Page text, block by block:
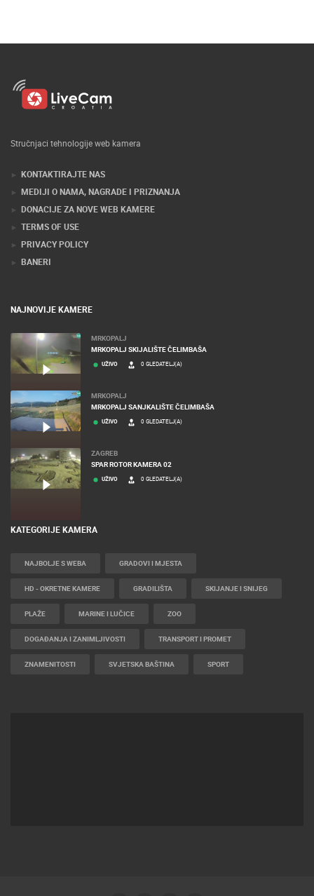
Stručnjaci tehnologije web kamera
KONTAKTIRAJTE NAS
MEDIJI O NAMA, NAGRADE I PRIZNANJA
DONACIJE ZA NOVE WEB KAMERE
TERMS OF USE
PRIVACY POLICY
BANERI
NAJNOVIJE KAMERE
MRKOPALJ
MRKOPALJ SKIJALIŠTE ČELIMBAŠA
UŽIVO 0 GLEDATELJ(A)
MRKOPALJ
MRKOPALJ SANJKALIŠTE ČELIMBAŠA
UŽIVO 0 GLEDATELJ(A)
ZAGREB
SPAR ROTOR KAMERA 02
UŽIVO 0 GLEDATELJ(A)
KATEGORIJE KAMERA
NAJBOLJE S WEBA GRADOVI I MJESTA
HD - OKRETNE KAMERE GRADILIŠTA SKIJANJE I SNIJEG
PLAŽE MARINE I LUČICE ZOO
DOGAĐANJA I ZANIMLJIVOSTI TRANSPORT I PROMET
ZNAMENITOSTI SVJETSKA BAŠTINA SPORT